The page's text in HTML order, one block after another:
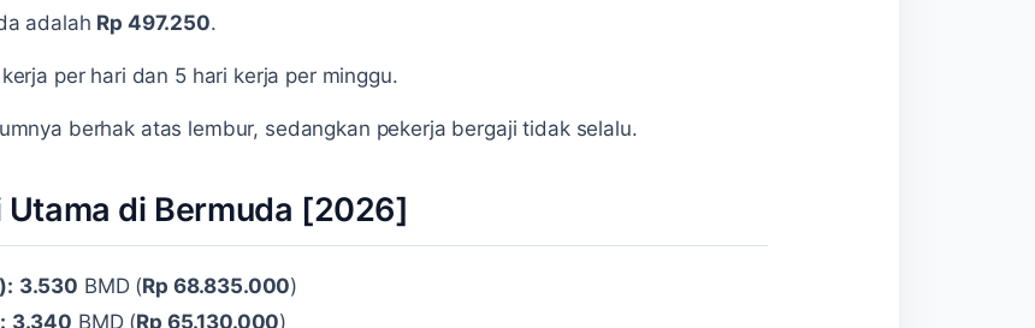
adalah Rp 497.250.
per hari dan 5 hari kerja per minggu.
berhak atas lembur, sedangkan pekerja bergaji tidak selalu.
Utama di Bermuda [2026]
3.530 BMD (Rp 68.835.000)
3.340 BMD (Rp 65.130.000)